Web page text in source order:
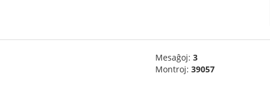
Mesaĝoj: 3
Montroj: 39057